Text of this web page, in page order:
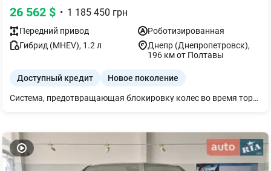
26 562 $ • 1 185 450 грн
Передний привод
Роботизированная
Гибрид (MHEV), 1.2л Днепр (Днепропетровск),
196 км от Полтавы
Доступный кредит Новое поколение
Система, предотвращающая блокировку колес во время торможения (ABS) Умное распределение тормозного усилия между колесами (EBD), Помощь при экстренном торможении для уменьшения тормозного пути (AFU) Система, предотвращающая пробуксовку колес при разгоне (ASR) ESP — электронная система стабилизации + Hill Start Assist — система помощи при трогании на подъеме Круиз-контроль с ограничителем скорости Система предупреждения об усталости водителя Система мониторинга слепых зон Система крепления детских автокресел ISOFIX Фронтальные подушки безопасности водителя и переднего пассажира Шторки безопасности для передних и задних пассажиров Иммобилайзер Автоматическая блокировка дверей во время движения Система мониторинга давления в шинах Система автоматического включения передних стеклоочистителей Электроусилитель руля Регулировка рулевой колонки по высоте и вылету Климат-контроль Боковые зеркала электрические с подогревом и электроскладыванием Электрический обогрев лобового стекла Подогрев передних сидений Кожаное рулевое колесо с глянцем черного цвета и подогревом Ключ с дистанционным управлением открытия/закрытия дверей Зеркало заднего вида с электрохромным покрытием Электрические стеклоподъемники передних и задних дверей Электрический стояночный тормоз Сиденье водителя, регулируемое по высоте Высокая консоль с подлокотником и закрытым отсеком для хранения вещей Задний ряд сидений, складывающийся в соотношении 1/3 - 2/3 Полка для багажа Передние и задние датчики парковки + камера заднего вида Отделка салона: серая ткань Intelli-Seat Амбиентная подсветка салона Цифровой дисплей панели приборов 10" Сенсорный экран 10.25'' HD, радиоприемник, 6 динамиков, Bluetooth, беспроводной Android Auto, Apple Car Play, Навигация USB-C порты для передних и задних пассажиров Беспроводная зарядка для телефона Передние фары "Eco" LED LED дневные ходовые огни Ассистент дальнего света "High Beam assist" + Система автоматического включения фар Передние противотуманные фары LED LED задние фонари Крыша черного цвета Рейлинги на крыше Тонировка задних окон Литые колесные диски “GROOT“ с алмазной шлифовкой - 215/60 R17 Запасное колесо (докатка) Краска эмаль: БЕЛА WPP0